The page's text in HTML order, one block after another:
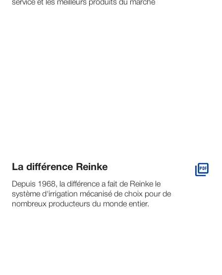
service et les meilleurs produits du marché
La différence Reinke
Depuis 1968, la différence a fait de Reinke le
système d'irrigation mécanisé de choix pour de
nombreux producteurs du monde entier.